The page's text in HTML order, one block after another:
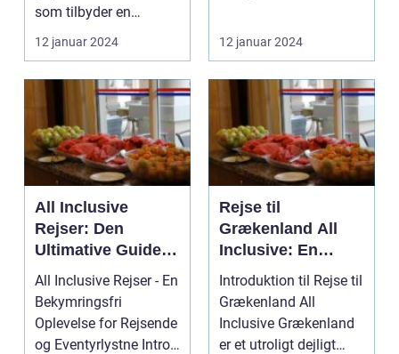
som tilbyder en
bekymringsfri opleve...
12 januar 2024 12 januar 2024
All Inclusive
Rejser: Den
Ultimative Guide til
en Bekymringsfri
Oplevelse
All Inclusive Rejser - En
Bekymringsfri
Oplevelse for Rejsende
og Eventyrlystne Intro:
Rejse til
Grækenland All
Inclusive: En
Ekspertguide til
Eventyrlystne
Rejsende
Introduktion til Rejse til
Grækenland All
Inclusive Grækenland
er et utroligt dejligt